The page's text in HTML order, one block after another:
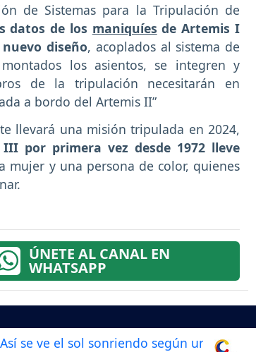
de Sistemas para la Tripulación de
datos de los maniquíes de Artemis I
diseño, acoplados al sistema de
los asientos, se integren y
de la tripulación necesitarán en
a bordo del Artemis II”
llevará una misión tripulada en 2024,
por primera vez desde 1972 lleve
mujer y una persona de color, quienes
ÚNETE AL CANAL EN
WHATSAPP